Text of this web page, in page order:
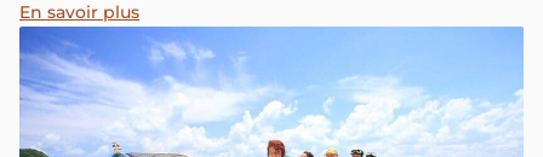
En savoir plus